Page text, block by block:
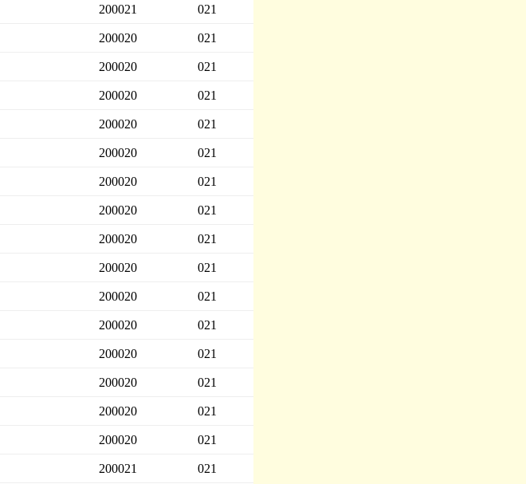
200021 021
200020 021
200020 021
200020 021
200020 021
200020 021
200020 021
200020 021
200020 021
200020 021
200020 021
200020 021
200020 021
200020 021
200020 021
200020 021
200021 021